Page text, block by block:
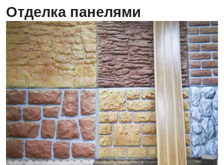
Отделка панелями